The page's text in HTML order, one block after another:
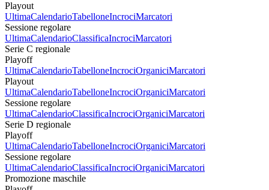
Playout
UltimaCalendarioTabelloneIncrociMarcatori
Sessione regolare
UltimaCalendarioClassificaIncrociMarcatori
Serie C regionale
Playoff
UltimaCalendarioTabelloneIncrociOrganiciMarcatori
Playout
UltimaCalendarioTabelloneIncrociOrganiciMarcatori
Sessione regolare
UltimaCalendarioClassificaIncrociOrganiciMarcatori
Serie D regionale
Playoff
UltimaCalendarioTabelloneIncrociOrganiciMarcatori
Sessione regolare
UltimaCalendarioClassificaIncrociOrganiciMarcatori
Promozione maschile